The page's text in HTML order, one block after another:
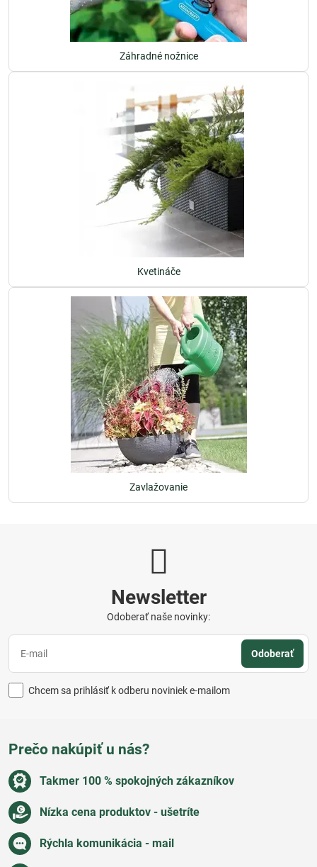
Záhradné nožnice
Kvetináče
Zavlažovanie
Newsletter
Odoberať naše novinky:
Odoberať
Chcem sa prihlásiť k odberu noviniek e-mailom
Prečo nakúpiť u nás?
Takmer 100 % spokojných zákazníkov
Nízka cena produktov - ušetríte
Rýchla komunikácia - mail